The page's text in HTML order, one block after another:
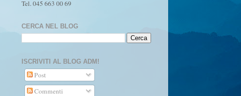
Tel. 045 663 00 69
CERCA NEL BLOG
ISCRIVITI AL BLOG ADM!
Post
Commenti